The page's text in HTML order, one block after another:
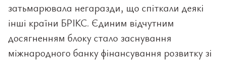
затьмарювала негаразди, що спіткали деякі
інші країни БРІКС. Єдиним відчутним
досягненням блоку стало заснування
міжнародного банку фінансування розвитку зі